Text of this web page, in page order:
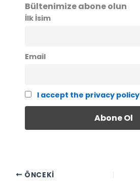
Bültenimize abone olun
İlk İsim
Email
I accept the privacy policy
ÖNCEKI